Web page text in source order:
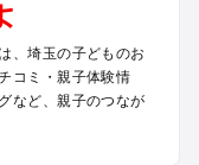
け
、埼玉の子どものお
コミ・親子体験情
など、親子のつなが